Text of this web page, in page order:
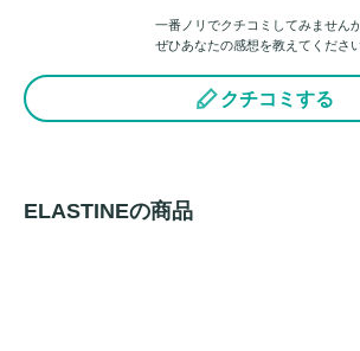
一番ノリでクチコミしてみません
ぜひあなたの感想を教えてください
クチコミする
ELASTINEの商品